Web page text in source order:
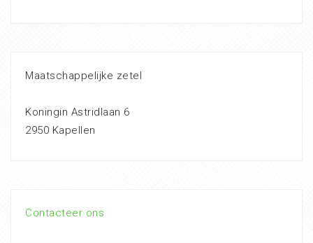
Maatschappelijke zetel
Koningin Astridlaan 6
2950 Kapellen
Contacteer ons